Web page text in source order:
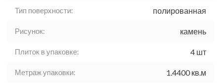
Тип поверхности: полированная
Рисунок: камень
Плиток в упаковке: 4 шт
Метраж упаковки: 1.4400 кв.м